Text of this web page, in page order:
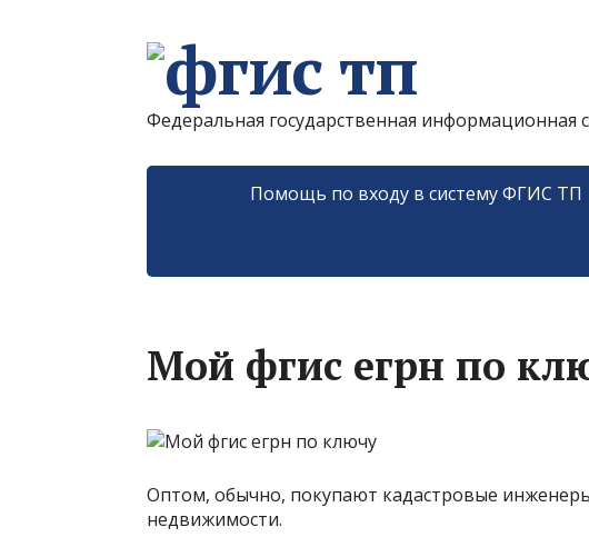
Федеральная государственная информационная
Помощь по входу в систему ФГИС ТП
Мой фгис егрн по
Оптом, обычно, покупают кадастровые
недвижимости.